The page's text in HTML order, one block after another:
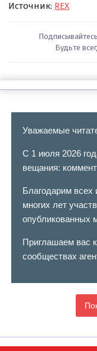
Источник: REX
Будьте
Уважаемые
С 1 июля 2026
вещания:
Благодарим всех
многих лет
опубликованных
Приглашаем вас
сообществах